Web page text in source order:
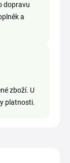
dopravu
a
zboží. U
platnosti.